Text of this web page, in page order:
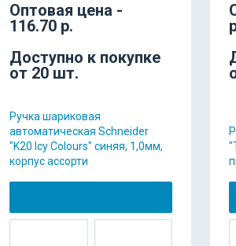
Оптовая цена -
116.70 р.
Доступно к покупке
от 20 шт.
Ручка шариковая
автоматическая Schneider
"K20 Icy Colours" синяя, 1,0мм,
корпус ассорти